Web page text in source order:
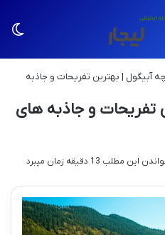
آبیگول | بهترین تفریحات و جاذبه
تفریحات و جاذبه های
این مطلب 13 دقیقه زمان میبرد